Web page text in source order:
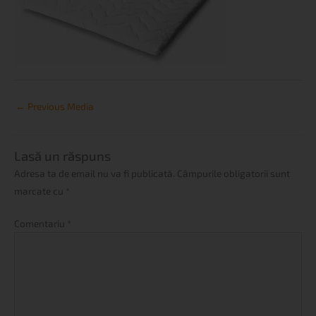
← Previous Media
Lasă un răspuns
Adresa ta de email nu va fi publicată. Câmpurile obligatorii sunt
marcate cu
Comentariu